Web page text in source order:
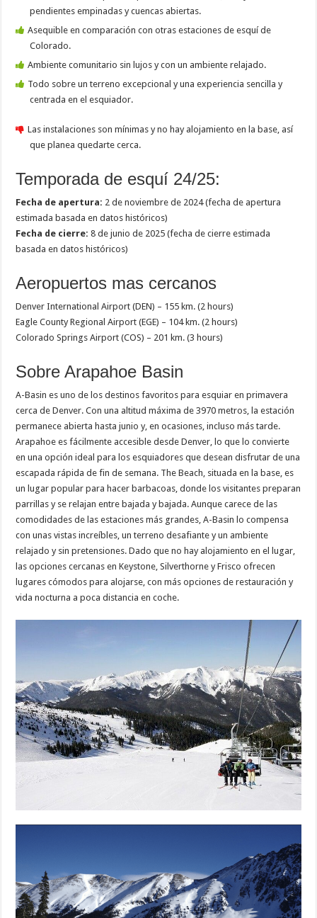
pendientes empinadas y cuencas abiertas.
Asequible en comparación con otras estaciones de esquí de
Colorado.
Ambiente comunitario sin lujos y con un ambiente relajado.
Todo sobre un terreno excepcional y una experiencia sencilla y
centrada en el esquiador.
Las instalaciones son mínimas y no hay alojamiento en la base, así
que planea quedarte cerca.
Temporada de esquí 24/25:
Fecha de apertura: 2 de noviembre de 2024 (fecha de apertura
estimada basada en datos históricos)
Fecha de cierre: 8 de junio de 2025 (fecha de cierre estimada
basada en datos históricos)
Aeropuertos mas cercanos
Denver International Airport (DEN) – 155 km. (2 hours)
Eagle County Regional Airport (EGE) – 104 km. (2 hours)
Colorado Springs Airport (COS) – 201 km. (3 hours)
Sobre Arapahoe Basin
A-Basin es uno de los destinos favoritos para esquiar en primavera
cerca de Denver. Con una altitud máxima de 3970 metros, la estación
permanece abierta hasta junio y, en ocasiones, incluso más tarde.
Arapahoe es fácilmente accesible desde Denver, lo que lo convierte
en una opción ideal para los esquiadores que desean disfrutar de una
escapada rápida de fin de semana. The Beach, situada en la base, es
un lugar popular para hacer barbacoas, donde los visitantes preparan
parrillas y se relajan entre bajada y bajada. Aunque carece de las
comodidades de las estaciones más grandes, A-Basin lo compensa
con unas vistas increíbles, un terreno desafiante y un ambiente
relajado y sin pretensiones. Dado que no hay alojamiento en el lugar,
las opciones cercanas en Keystone, Silverthorne y Frisco ofrecen
lugares cómodos para alojarse, con más opciones de restauración y
vida nocturna a poca distancia en coche.